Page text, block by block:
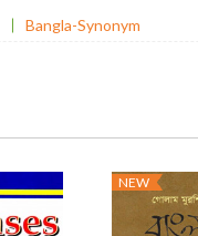
Bangla-Synonym
NEW